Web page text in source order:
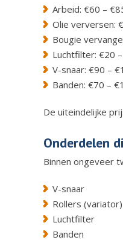
Arbeid: €60 –
Olie verversen:
Bougie
Luchtfilter: €20
V-snaar: €90 –
Banden: €70 –
De uiteindelijke
Onderdelen
Binnen ongeveer
V-snaar
Rollers (variator)
Luchtfilter
Banden